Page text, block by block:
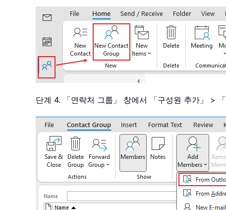
단계 4. 「연락처 그룹」 창에서 「구성원 추가」 >